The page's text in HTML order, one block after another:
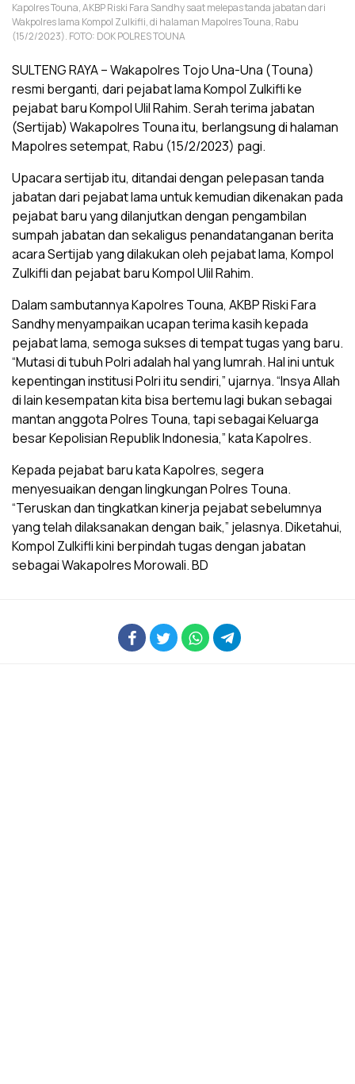
Kapolres Touna, AKBP Riski Fara Sandhy saat melepas tanda jabatan dari
Wakpolres lama Kompol Zulkifli, di halaman Mapolres Touna, Rabu
(15/2/2023). FOTO: DOK POLRES TOUNA
SULTENG RAYA – Wakapolres Tojo Una-Una (Touna)
resmi berganti, dari pejabat lama Kompol Zulkifli ke
pejabat baru Kompol Ulil Rahim. Serah terima jabatan
(Sertijab) Wakapolres Touna itu, berlangsung di halaman
Mapolres setempat, Rabu (15/2/2023) pagi.
Upacara sertijab itu, ditandai dengan pelepasan tanda
jabatan dari pejabat lama untuk kemudian dikenakan pada
pejabat baru yang dilanjutkan dengan pengambilan
sumpah jabatan dan sekaligus penandatanganan berita
acara Sertijab yang dilakukan oleh pejabat lama, Kompol
Zulkifli dan pejabat baru Kompol Ulil Rahim.
Dalam sambutannya Kapolres Touna, AKBP Riski Fara
Sandhy menyampaikan ucapan terima kasih kepada
pejabat lama, semoga sukses di tempat tugas yang baru.
“Mutasi di tubuh Polri adalah hal yang lumrah. Hal ini untuk
kepentingan institusi Polri itu sendiri,” ujarnya. “Insya Allah
di lain kesempatan kita bisa bertemu lagi bukan sebagai
mantan anggota Polres Touna, tapi sebagai Keluarga
besar Kepolisian Republik Indonesia,” kata Kapolres.
Kepada pejabat baru kata Kapolres, segera
menyesuaikan dengan lingkungan Polres Touna.
“Teruskan dan tingkatkan kinerja pejabat sebelumnya
yang telah dilaksanakan dengan baik,” jelasnya. Diketahui,
Kompol Zulkifli kini berpindah tugas dengan jabatan
sebagai Wakapolres Morowali. BD